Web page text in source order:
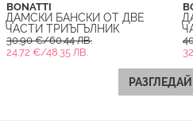
BONATTI
ДАМСКИ БАНСКИ ОТ ДВЕ
ЧАСТИ ТРИЪГЪЛНИК
30.90 €/60.44 ЛВ.
24.72 €/48.35 ЛВ.